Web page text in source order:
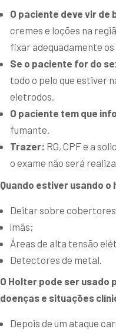
O paciente deve vir de
cremes e loções na
fixar adequadamente
Se o paciente for do
todo o pelo que estiver
eletrodos.
O paciente tem que
fumante.
Trazer: RG, CPF e a
o exame não será
Quando estiver usando
Deitar sobre
ímãs;
Áreas de alta tensão
Detectores de metal.
O Holter pode ser usado
doenças e situações
Depois de um ataque